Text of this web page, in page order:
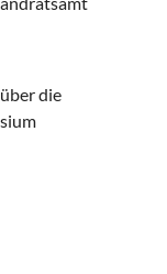
die